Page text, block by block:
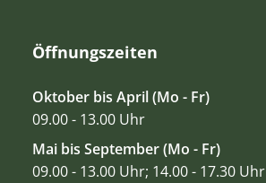
Öffnungszeiten
Oktober bis April (Mo - Fr)
09.00 - 13.00 Uhr
Mai bis September (Mo - Fr)
09.00 - 13.00 Uhr; 14.00 - 17.30 Uhr